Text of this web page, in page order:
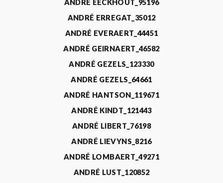
ANDRÉ EECKHOUT_95196
ANDRÉ ERREGAT_35012
ANDRÉ EVERAERT_44451
ANDRÉ GEIRNAERT_46582
ANDRÉ GEZELS_123330
ANDRÉ GEZELS_64661
ANDRÉ HANTSON_119671
ANDRÉ KINDT_121443
ANDRÉ LIBERT_76198
ANDRÉ LIEVYNS_8216
ANDRÉ LOMBAERT_49271
ANDRÉ LUST_120852